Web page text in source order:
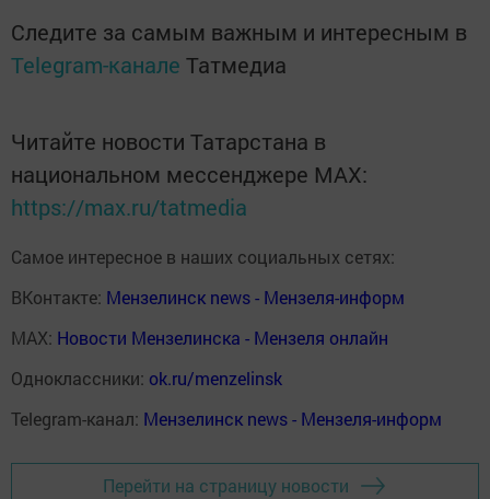
Следите за самым важным и интересным в
Telegram-канале Татмедиа
Читайте новости Татарстана в
национальном мессенджере MАХ:
https://max.ru/tatmedia
Самое интересное в наших социальных сетях:
ВКонтакте: Мензелинск news - Мензеля-информ
MAX: Новости Мензелинска - Мензеля онлайн
Одноклассники: ok.ru/menzelinsk
Telegram-канал: Мензелинск news - Мензеля-информ
Перейти на страницу новости